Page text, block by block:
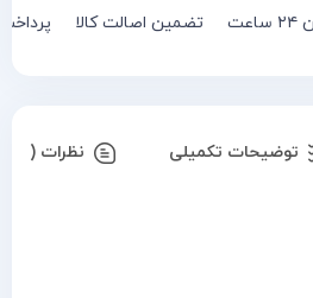
تضمین اصالت کالا
توضیحات تکمیلی نظرات (۰)